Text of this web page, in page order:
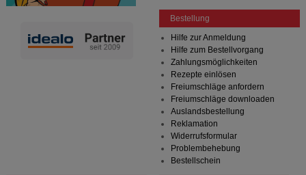
Bestellung
Hilfe zur Anmeldung
Hilfe zum Bestellvorgang
Zahlungsmöglichkeiten
Rezepte einlösen
Freiumschläge anfordern
Freiumschläge downloaden
Auslandsbestellung
Reklamation
Widerrufsformular
Problembehebung
Bestellschein